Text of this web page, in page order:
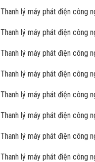
Thanh lý máy phát điện công
Thanh lý máy phát điện công
Thanh lý máy phát điện công
Thanh lý máy phát điện công
Thanh lý máy phát điện công
Thanh lý máy phát điện công
Thanh lý máy phát điện công
Thanh lý máy phát điện công